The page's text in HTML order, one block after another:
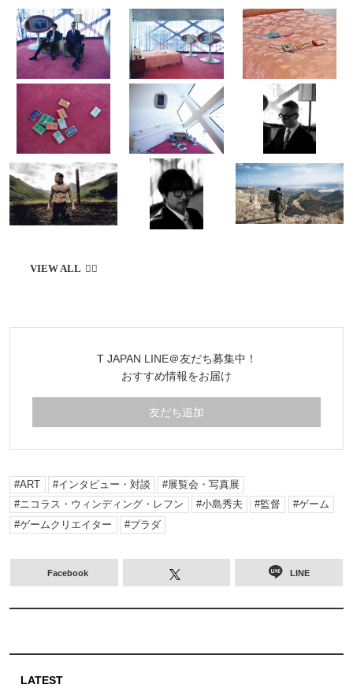
T JAPAN LINE＠友だち募集中！
おすすめ情報をお届け
友だち追加
ART インタビュー・対談
展覧会・写真展
ニコラス・ウィンディング・レフン
小島秀夫 監督
ゲーム
ゲームクリエイター
プラダ
Facebook LINE
LATEST